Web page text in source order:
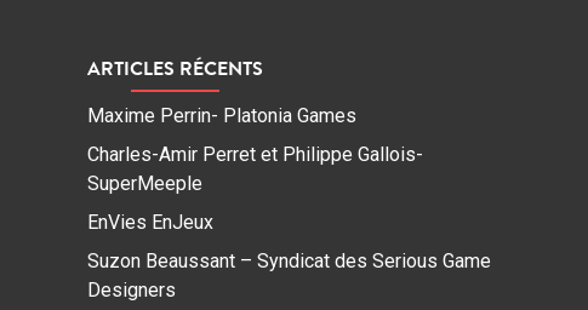
ARTICLES RÉCENTS
Maxime Perrin- Platonia Games
Charles-Amir Perret et Philippe Gallois-
SuperMeeple
EnVies EnJeux
Suzon Beaussant – Syndicat des Serious Game
Designers